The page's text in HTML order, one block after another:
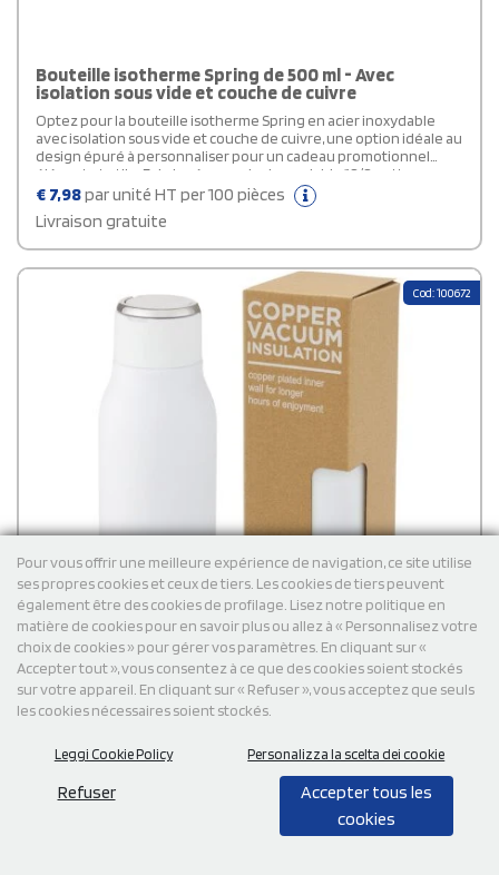
Pour vous offrir une meilleure expérience de navigation, ce site utilise
ses propres cookies et ceux de tiers. Les cookies de tiers peuvent
également être des cookies de profilage. Lisez notre politique en
matière de cookies pour en savoir plus ou allez à « Personnalisez votre
choix de cookies » pour gérer vos paramètres. En cliquant sur «
Accepter tout », vous consentez à ce que des cookies soient stockés
sur votre appareil. En cliquant sur « Refuser », vous acceptez que seuls
les cookies nécessaires soient stockés.
Leggi Cookie Policy Personalizza la scelta dei cookie
Refuser
Accepter tous les
cookies
Bouteille isotherme Spring de 500 ml - Avec
isolation sous vide et couche de cuivre
Optez pour la bouteille isotherme Spring en acier inoxydable
avec isolation sous vide et couche de cuivre, une option idéale au
design épuré à personnaliser pour un cadeau promotionnel
élégant et utile. Fabriquée en acier inoxydable 18/8, cette
bouteille isotherme publicitaire empêche la condensation à
l'intérieur. Sa finition par pulvérisation de poudre lui confère une
grande durabilité. Certifiée sans bisphénol A, elle respecte les
normes de sécurité alimentaire allemandes (LFGB) et est
D'une capacité de 500 ml, il est recommandée de la laver à la main.
Livrée dans un coffret cadeau en carton recyclé.
€ 7,98par unité HT per 100 pièces
Livraison gratuite
Cod: 100672
Bouteille isotherme Marka de 600 ml - Avec couche
de cuivre et avec boucle métallique